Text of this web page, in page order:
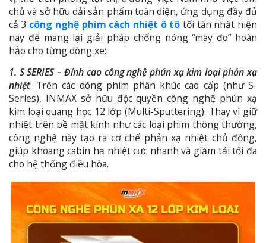
chủ và sở hữu dải sản phẩm toàn diện, ứng dụng đầy đủ
cả 3 công nghệ phim cách nhiệt ô tô tối tân nhất hiện
nay để mang lại giải pháp chống nóng “may đo” hoàn
hảo cho từng dòng xe:
1. S SERIES – Đỉnh cao công nghệ phún xạ kim loại phản xạ
nhiệt: Trên các dòng phim phân khúc cao cấp (như S-
Series), INMAX sở hữu độc quyền công nghệ phún xạ
kim loại quang học 12 lớp (Multi-Sputtering). Thay vì giữ
nhiệt trên bề mặt kính như các loại phim thông thường,
công nghệ này tạo ra cơ chế phản xạ nhiệt chủ động,
giúp khoang cabin hạ nhiệt cực nhanh và giảm tải tối đa
cho hệ thống điều hòa.